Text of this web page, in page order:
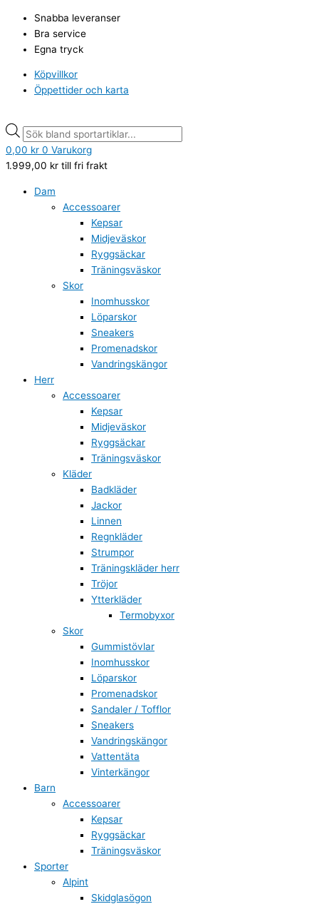
innehåll
Snabba leveranser
Bra service
Egna tryck
Köpvillkor
Öppettider och karta
search
0,00 kr 0 Varukorg
1.999,00 kr till fri frakt
Dam
Accessoarer
Kepsar
Midjeväskor
Ryggsäckar
Träningsväskor
Skor
Inomhusskor
Löparskor
Sneakers
Promenadskor
Vandringskängor
Herr
Accessoarer
Kepsar
Midjeväskor
Ryggsäckar
Träningsväskor
Kläder
Badkläder
Jackor
Linnen
Regnkläder
Strumpor
Träningskläder herr
Tröjor
Ytterkläder
Termobyxor
Skor
Gummistövlar
Inomhusskor
Löparskor
Promenadskor
Sandaler / Tofflor
Sneakers
Vandringskängor
Vattentäta
Vinterkängor
Barn
Accessoarer
Kepsar
Ryggsäckar
Träningsväskor
Sporter
Alpint
Skidglasögon
search
Long
Johns
200,